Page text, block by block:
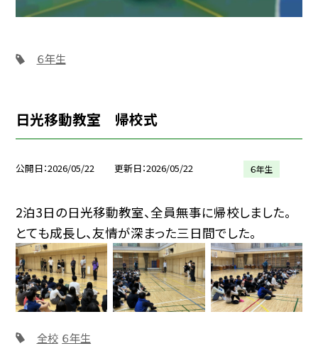
６年生
日光移動教室 帰校式
公開日 2026/05/22 更新日 2026/05/22 ６年生
2泊3日の日光移動教室、全員無事に帰校しました。
とても成長し、友情が深まった三日間でした。
全校 ６年生